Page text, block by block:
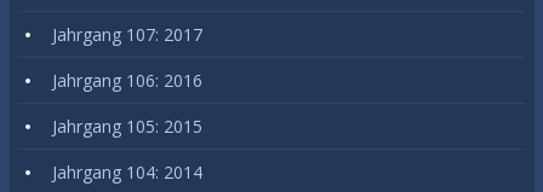
Jahrgang 107: 2017
Jahrgang 106: 2016
Jahrgang 105: 2015
Jahrgang 104: 2014